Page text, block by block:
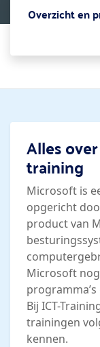
Overzicht en
Alles
training
Microsoft is
opgericht
product van
Microsoft
Bij ICT-
trainingen
kennen.